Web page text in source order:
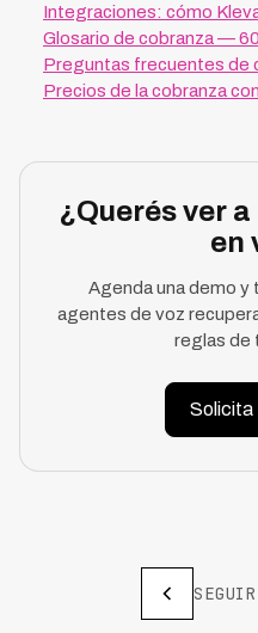
Integraciones: cómo
Glosario de cobranza —
Preguntas frecuentes de
Precios de la cobranza
¿Querés ver
en
Agenda una demo
agentes de voz
reglas de
Solicita